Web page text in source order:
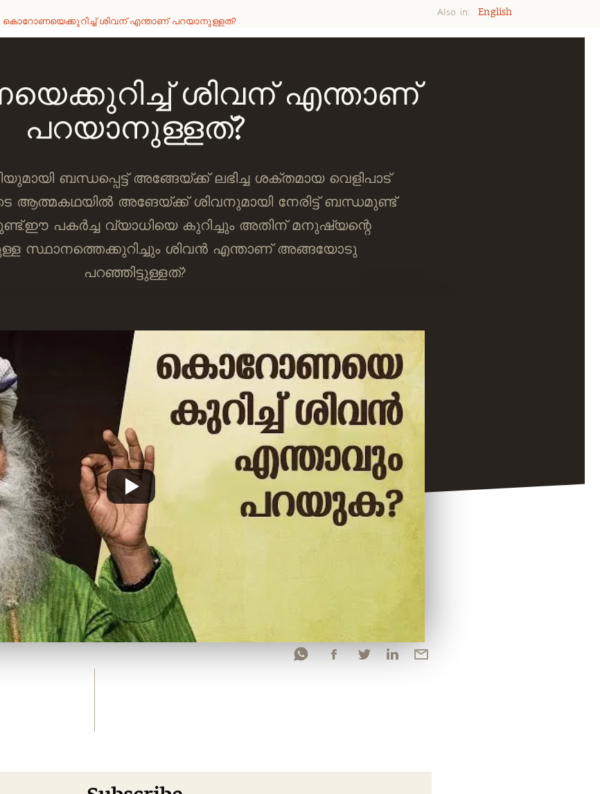
കൊറോണയെക്കുറിച്ച് ശിവന് എന്താണ് പറയാനുള്ളത്?
Also in: English
ശിവന് എന്താണ്
പറയാനുള്ളത്?
ബന്ധപ്പെട്ട് അങ്ങേയ്ക്ക് ലഭിച്ച ശക്തമായ വെളിപാട്
ആത്മകഥയിൽ അങേയ്ക്ക് ശിവനുമായി നേരിട്ട് ബന്ധമുണ്ട്
പകർച്ച വ്യാധിയെ കുറിച്ചും അതിന് മനുഷ്യന്റെ
സ്ഥാനത്തെക്കുറിച്ചും ശിവൻ എന്താണ് അങ്ങയോടു
പറഞ്ഞിട്ടുള്ളത്?